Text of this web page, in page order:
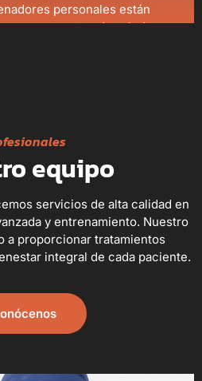
personales están
sus metas de salud y
equipo
servicios de alta calidad en
y entrenamiento. Nuestro
a proporcionar tratamientos
integral de cada paciente.